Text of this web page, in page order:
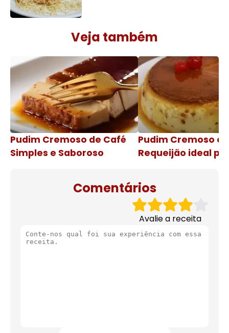
Veja também
Pudim Cremoso de Café
Simples e Saboroso
Pudim Cremoso
Requeijão ideal
Comentários
Avalie a receita